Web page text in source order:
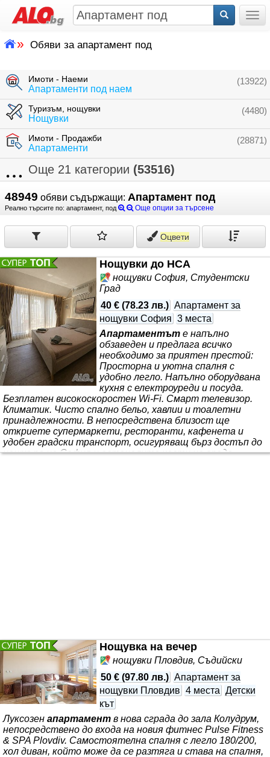
» Обяви за апартамент под
(13922)
Имоти - Наеми
Апартаменти под наем
(4480)
Туризъм, нощувки
Нощувки
(28871)
Имоти - Продажби
Апартаменти
Още 21 категории (53516)
48949 обяви съдържащи: Апартамент под
Реално търсите по: апартамент, под Още опции за търсене
Оцвети
Нощувки до НСА
нощувки София, Студентски
Град
40 € (78.23 лв.) Апартамент за
нощувки София 3 места
Апартаментът е напълно
обзаведен и предлага всичко
необходимо за приятен престой:
Просторна и уютна спалня с
удобно легло. Напълно оборудвана
кухня с електроуреди и посуда.
Безплатен високоскоростен Wi-Fi. Смарт телевизор.
Климатик. Чисто спално бельо, хавлии и тоалетни
принадлежности. В непосредствена близост ще
откриете супермаркети, ресторанти, кафенета и
удобен градски транспорт, осигуряващ бърз достъп до
центъра на София и останалите части на града.
Нощувка на вечер
нощувки Пловдив, Съдийски
50 € (97.80 лв.) Апартамент за
нощувки Пловдив 4 места Детски
кът
Луксозен апартамент в нова сграда до зала Колудрум,
непосредствено до входа на новия фитнес Pulse Fitness
& SPA Plovdiv. Самостоятелна спалня с легло 180/200,
хол диван, който може да се разтяга и става на спалня,